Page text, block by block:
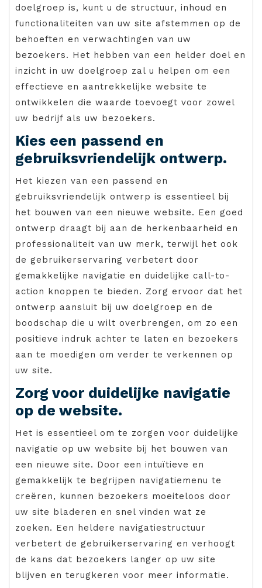
doelgroep is, kunt u de structuur, inhoud en
functionaliteiten van uw site afstemmen op de
behoeften en verwachtingen van uw
bezoekers. Het hebben van een helder doel en
inzicht in uw doelgroep zal u helpen om een
effectieve en aantrekkelijke website te
ontwikkelen die waarde toevoegt voor zowel
uw bedrijf als uw bezoekers.
Kies een passend en
gebruiksvriendelijk ontwerp.
Het kiezen van een passend en
gebruiksvriendelijk ontwerp is essentieel bij
het bouwen van een nieuwe website. Een goed
ontwerp draagt bij aan de herkenbaarheid en
professionaliteit van uw merk, terwijl het ook
de gebruikerservaring verbetert door
gemakkelijke navigatie en duidelijke call-to-
action knoppen te bieden. Zorg ervoor dat het
ontwerp aansluit bij uw doelgroep en de
boodschap die u wilt overbrengen, om zo een
positieve indruk achter te laten en bezoekers
aan te moedigen om verder te verkennen op
uw site.
Zorg voor duidelijke navigatie
op de website.
Het is essentieel om te zorgen voor duidelijke
navigatie op uw website bij het bouwen van
een nieuwe site. Door een intuïtieve en
gemakkelijk te begrijpen navigatiemenu te
creëren, kunnen bezoekers moeiteloos door
uw site bladeren en snel vinden wat ze
zoeken. Een heldere navigatiestructuur
verbetert de gebruikerservaring en verhoogt
de kans dat bezoekers langer op uw site
blijven en terugkeren voor meer informatie.